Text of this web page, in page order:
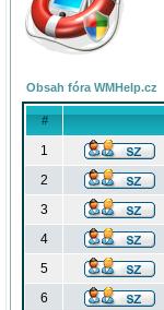
Obsah fóra WMHelp.cz
#
1
2
3
4
5
6